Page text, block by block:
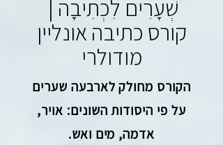
קורס כתיבה אונליין
מודולרי
הקורס מחולק לארבעה שערים
על פי היסודות השונים: אויר,
אדמה, מים ואש.